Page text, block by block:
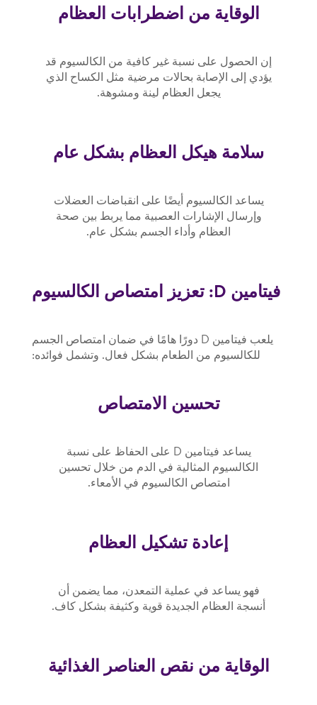
الوقاية من اضطرابات العظام
إن الحصول على نسبة غير كافية من الكالسيوم قد
يؤدي إلى الإصابة بحالات مرضية مثل الكساح الذي
يجعل العظام لينة ومشوهة.
سلامة هيكل العظام بشكل عام
يساعد الكالسيوم أيضًا على انقباضات العضلات
وإرسال الإشارات العصبية مما يربط بين صحة
العظام وأداء الجسم بشكل عام.
فيتامين D: تعزيز امتصاص الكالسيوم
يلعب فيتامين D دورًا هامًا في ضمان امتصاص الجسم
للكالسيوم من الطعام بشكل فعال. وتشمل فوائده:
تحسين الامتصاص
يساعد فيتامين D على الحفاظ على نسبة
الكالسيوم المثالية في الدم من خلال تحسين
امتصاص الكالسيوم في الأمعاء.
إعادة تشكيل العظام
فهو يساعد في عملية التمعدن، مما يضمن أن
أنسجة العظام الجديدة قوية وكثيفة بشكل كاف.
الوقاية من نقص العناصر الغذائية